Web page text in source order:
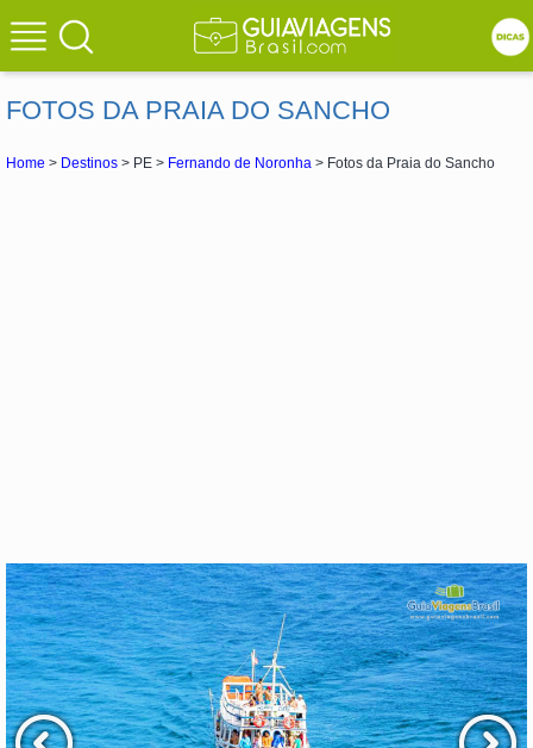
FOTOS DA PRAIA DO SANCHO
Home > Destinos > PE > Fernando de Noronha > Fotos da Praia do Sancho